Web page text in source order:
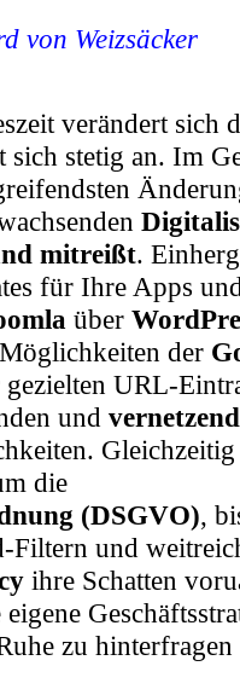
von Weizsäcker
verändert sich
stetig an. Im
mitreißt.
für Ihre Apps
über
der
URL-
und
die
(DSGVO),
Filtern und
ihre Schatten
zu hinterfragen